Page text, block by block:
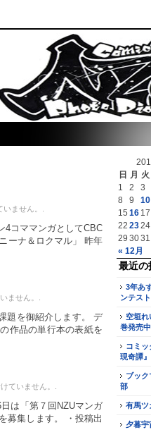
ません。
4コママンガとしてCBC
ーナ＆ロクマル」 昨年
ません。
題を御紹介します。 デ
作品の単行本の表紙を
ていません。
は「第７回NZUマンガ
募集します。 ・投稿出
日 月 火
« 12月
1 2 3
8
9 10
15 16 17
22 2324
29 3031
最近の
3年あ
ンテス
空垣
巻発売中
コミ
現奇譚
ブッ
部
有馬ツ
夕暮宇